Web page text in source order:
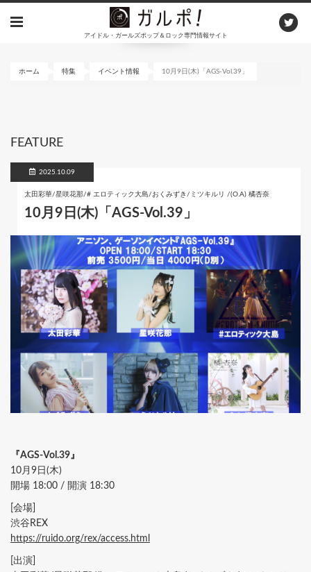
アイドル・ガールズポップ＆ロック専門情報サイト
ホーム 特集 イベント情報 10月9日(木)「AGS-Vol.39」
FEATURE
2025.10.09
太田彩華/星咲花那/# エロティック大島/おくみずき/ミツキルリ /(O.A) 橘杏奈
10月9日(木)「AGS-Vol.39」
『AGS-Vol.39』
10月9日(木)
開場 18:00 / 開演 18:30
[会場]
渋谷REX
https://ruido.org/rex/access.html
[出演]